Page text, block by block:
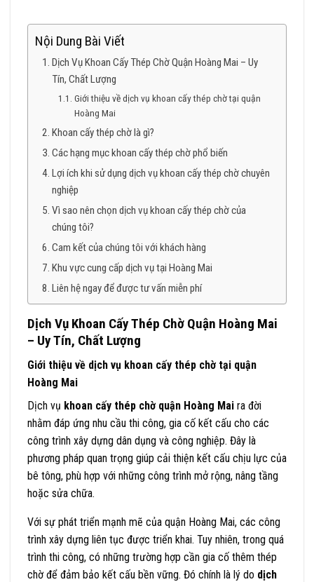
Nội Dung Bài Viết
Dịch Vụ Khoan Cấy Thép Chờ Quận Hoàng Mai – Uy
Tín, Chất Lượng
Giới thiệu về dịch vụ khoan cấy thép chờ tại quận
Hoàng Mai
Khoan cấy thép chờ là gì?
Các hạng mục khoan cấy thép chờ phổ biến
Lợi ích khi sử dụng dịch vụ khoan cấy thép chờ chuyên
nghiệp
Vì sao nên chọn dịch vụ khoan cấy thép chờ của
chúng tôi?
Cam kết của chúng tôi với khách hàng
Khu vực cung cấp dịch vụ tại Hoàng Mai
Liên hệ ngay để được tư vấn miễn phí
Dịch Vụ Khoan Cấy Thép Chờ Quận Hoàng Mai
– Uy Tín, Chất Lượng
Giới thiệu về dịch vụ khoan cấy thép chờ tại quận
Hoàng Mai
Dịch vụ khoan cấy thép chờ quận Hoàng Mai ra đời
nhằm đáp ứng nhu cầu thi công, gia cố kết cấu cho các
công trình xây dựng dân dụng và công nghiệp. Đây là
phương pháp quan trọng giúp cải thiện kết cấu chịu lực của
bê tông, phù hợp với những công trình mở rộng, nâng tầng
hoặc sửa chữa.
Với sự phát triển mạnh mẽ của quận Hoàng Mai, các công
trình xây dựng liên tục được triển khai. Tuy nhiên, trong quá
trình thi công, có những trường hợp cần gia cố thêm thép
chờ để đảm bảo kết cấu bền vững. Đó chính là lý do dịch